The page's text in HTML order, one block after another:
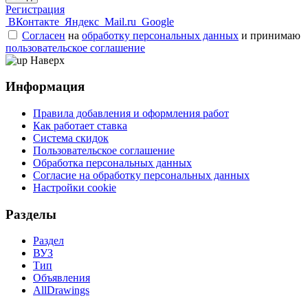
Регистрация
ВКонтакте Яндекс Mail.ru Google
Согласен на обработку персональных данных и принимаю
пользовательское соглашение
Наверх
Информация
Правила добавления и оформления работ
Как работает ставка
Система скидок
Пользовательское соглашение
Обработка персональных данных
Согласие на обработку персональных данных
Настройки cookie
Разделы
Раздел
ВУЗ
Тип
Объявления
AllDrawings